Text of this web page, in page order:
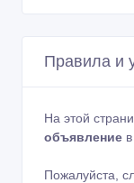
Правила и
На этой
объявление
Пожалуйста,